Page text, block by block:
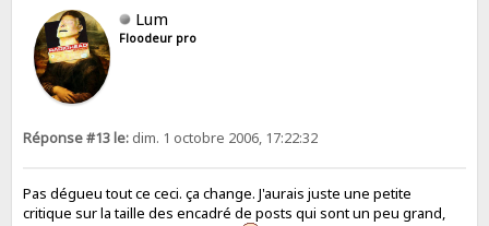
Lum
Floodeur pro
Réponse #13 le: dim. 1 octobre 2006, 17:22:32
Pas dégueu tout ce ceci. ça change. J'aurais juste une petite
critique sur la taille des encadré de posts qui sont un peu grand,